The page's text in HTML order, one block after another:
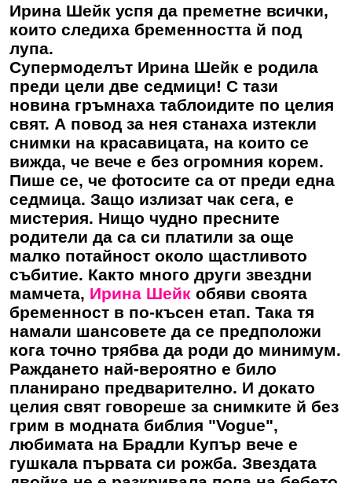
Ирина Шейк успя да преметне всички,
които следиха бременността й под
лупа.
Супермоделът Ирина Шейк е родила
преди цели две седмици! С тази
новина гръмнаха таблоидите по целия
свят. А повод за нея станаха изтекли
снимки на красавицата, на които се
вижда, че вече е без огромния корем.
Пише се, че фотосите са от преди една
седмица. Защо излизат чак сега, е
мистерия. Нищо чудно пресните
родители да са си платили за още
малко потайност около щастливото
събитие. Както много други звездни
мамчета, Ирина Шейк обяви своята
бременност в по-късен етап. Така тя
намали шансовете да се предположи
кога точно трябва да роди до минимум.
Раждането най-вероятно е било
планирано предварително. И докато
целия свят говореше за снимките й без
грим в модната библия "Vogue",
любимата на Брадли Купър вече е
гушкала първата си рожба. Звездата